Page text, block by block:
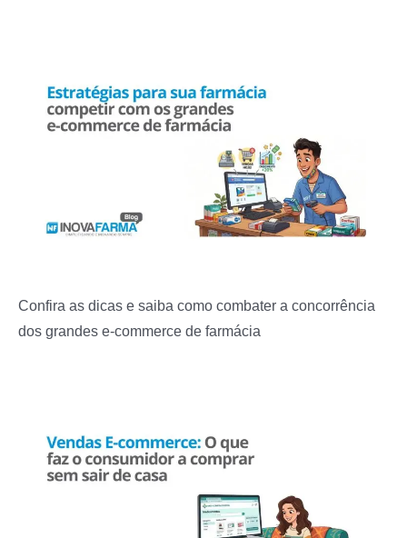
Confira as dicas e saiba como combater a concorrência
dos grandes e-commerce de farmácia